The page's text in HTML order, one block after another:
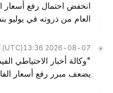
انخفض احتمال رفع أسعار
العام من ذروته في يوليو بنسبة 73%
2026-08-07 13:36
(UTC)
"وكالة أخبار الاحتياطي
يضعف مبرر رفع أسعار